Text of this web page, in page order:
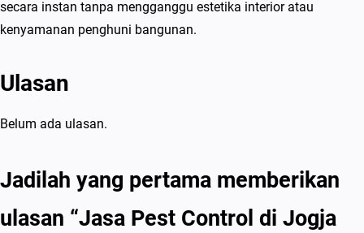
secara instan tanpa mengganggu estetika interior atau
kenyamanan penghuni bangunan.
Ulasan
Belum ada ulasan.
Jadilah yang pertama memberikan
ulasan “Jasa Pest Control di Jogja